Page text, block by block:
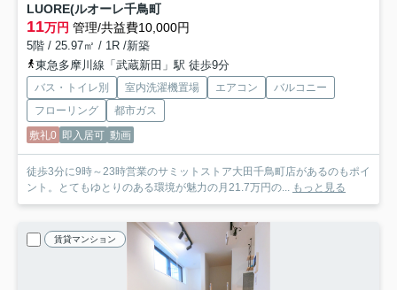
LUORE(ルオーレ千鳥町
11万円 管理/共益費10,000円
5階 / 25.97㎡ / 1R /新築
東急多摩川線「武蔵新田」駅 徒歩9分
バス・トイレ別 室内洗濯機置場 エアコン
バルコニー
フローリング
都市ガス
敷礼0 即入居可 動画
徒歩3分に9時～23時営業のサミットストア大田千鳥町店があるのもポイ
ント。とてもゆとりのある環境が魅力の月21.7万円の... もっと見る
賃貸マンション